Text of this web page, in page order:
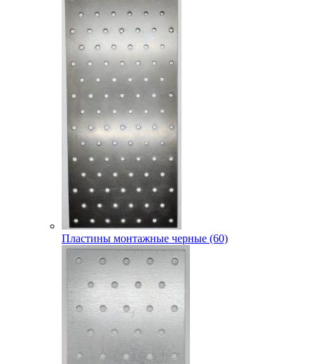
Пластины монтажные черные (60)